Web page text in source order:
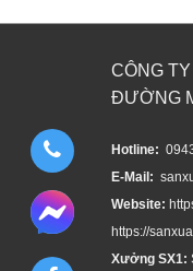
CÔNG
ĐƯỜNG
Hotline:
E-Mail:
Website:
https://
Xưởng SX1: